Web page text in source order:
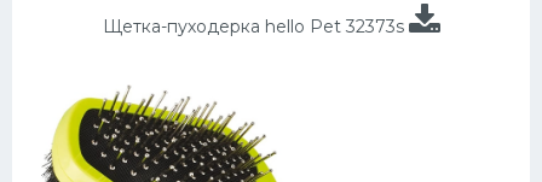
Щетка-пуходерка hello Pet 32373s